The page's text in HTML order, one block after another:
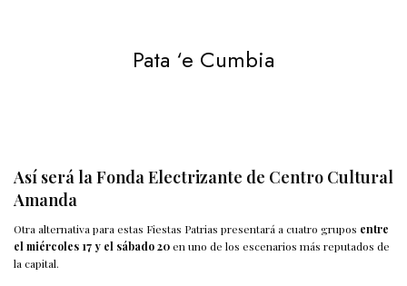
Pata ‘e Cumbia
Así será la Fonda Electrizante de Centro Cultural
Amanda
Otra alternativa para estas Fiestas Patrias presentará a cuatro grupos entre
el miércoles 17 y el sábado 20en uno de los escenarios más reputados de
la capital.